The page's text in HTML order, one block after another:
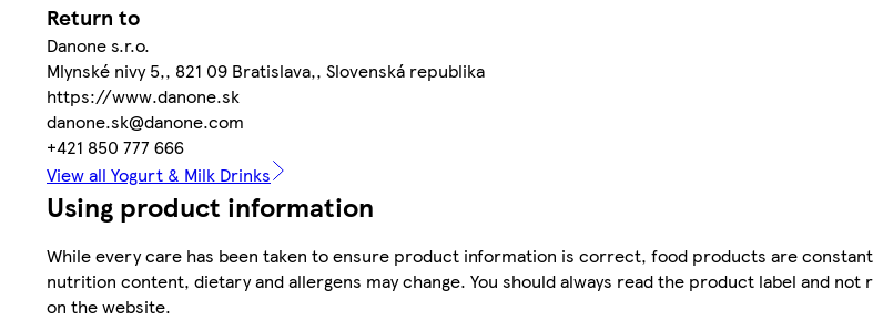
Return to
Danone s.r.o.
Mlynské nivy 5,, 821 09 Bratislava,, Slovenská republika
https://www.danone.sk
danone.sk@danone.com
+421 850 777 666
View all Yogurt & Milk Drinks
Using product information
While every care has been taken to ensure product information is correct, food products are
nutrition content, dietary and allergens may change. You should always read the product label and
on the website.